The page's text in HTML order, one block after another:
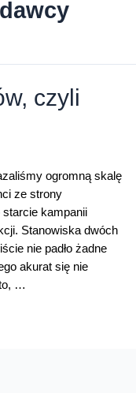
czyli
ogromną skalę
ze strony
kampanii
Stanowiska dwóch
nie padło żadne
akurat się nie
…